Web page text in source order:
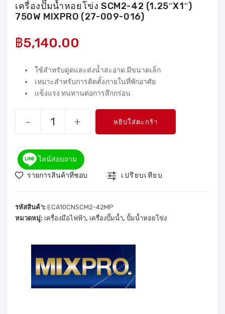
เครื่องปั๊มน้ำหอยโข่ง SCM2-42 (1.25″X1″)
750W MIXPRO (27-009-016)
฿5,140.00
ใช้สำหรับดูดและส่งน้ำสะอาด มีขนาดเล็ก
เหมาะสำหรับการติดตั้งภายในที่พักอาศัย
แข็งแรง ทนทานต่อการสึกกร่อน
- + หยิบใส่ตะกร้า
ไลน์สอบถาม
รายการสินค้าที่ชอบ
เปรียบเทียบ
รหัสสินค้า: ECA10CNSCM2-42MP
หมวดหมู่: เครื่องมือไฟฟ้า, เครื่องปั๊มน้ำ, ปั้มน้ำหอยโข่ง